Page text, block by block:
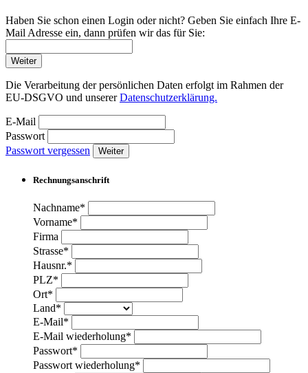
Haben Sie schon einen Login oder nicht? Geben Sie einfach Ihre E-
Mail Adresse ein, dann prüfen wir das für Sie:
Weiter
Die Verarbeitung der persönlichen Daten erfolgt im Rahmen der
EU-DSGVO und unsererDatenschutzerklärung.
E-Mail
Passwort
Passwort vergessen
Weiter
Rechnungsanschrift
Nachname*
Vorname*
Firma
Strasse*
Hausnr.*
PLZ*
Ort*
Land*
E-Mail*
E-Mail wiederholung*
Passwort*
Passwort wiederholung*